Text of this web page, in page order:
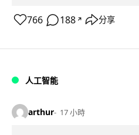
766 188 ↗ 分享
人工智能
arthur 17 小時